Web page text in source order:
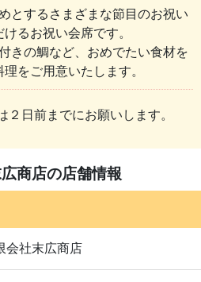
とするさまざまな節目のお祝い
るお祝い会席です。
きの鯛など、おめでたい食材を
をご用意いたします。
日前までにお願いします。
商店の店舗情報
会社末広商店